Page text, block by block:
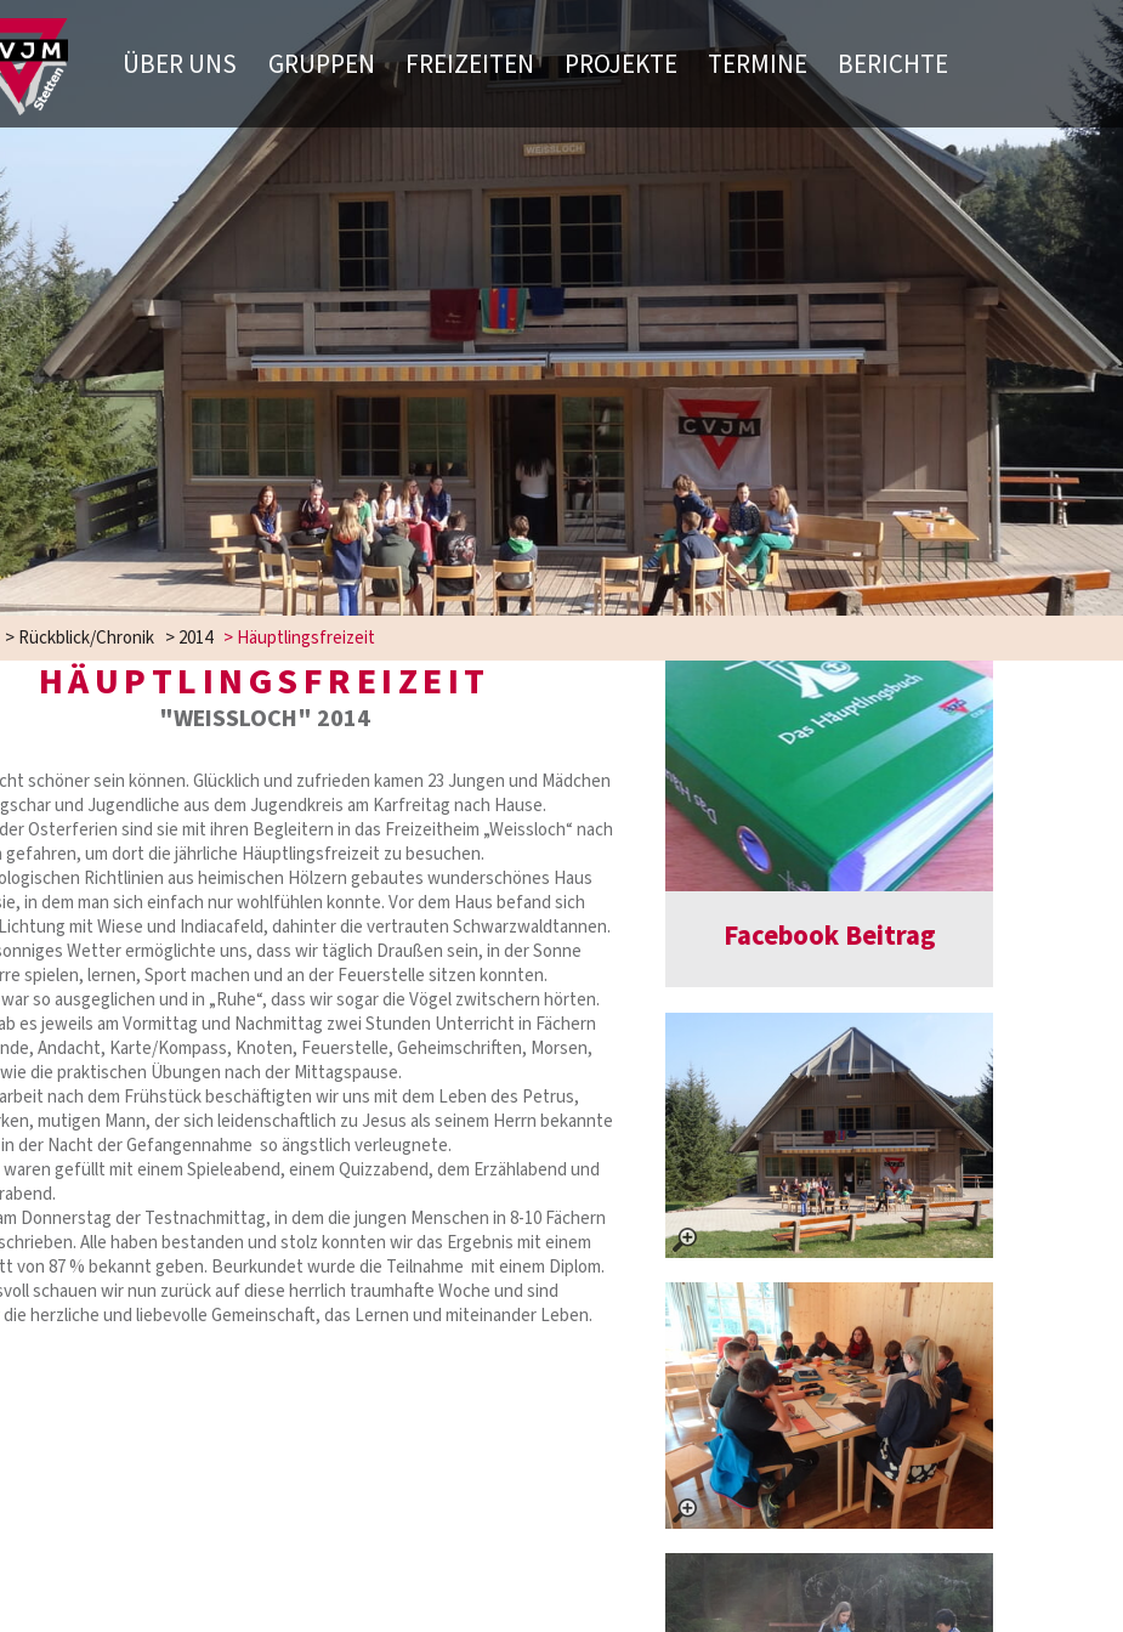
ÜBER UNS GRUPPEN FREIZEITEN PROJEKTE TERMINE BERICHTE
>Rückblick/Chronik >2014 >Häuptlingsfreizeit
HÄUPTLINGSFREIZEIT
"WEISSLOCH" 2014
schöner sein können. Glücklich und zufrieden kamen 23 Jungen und Mädchen
und Jugendliche aus dem Jugendkreis am Karfreitag nach Hause.
Osterferien sind sie mit ihren Begleitern in das Freizeitheim „Weissloch“ nach
gefahren, um dort die jährliche Häuptlingsfreizeit zu besuchen.
Richtlinien aus heimischen Hölzern gebautes wunderschönes Haus
in dem man sich einfach nur wohlfühlen konnte. Vor dem Haus befand sich
mit Wiese und Indiacafeld, dahinter die vertrauten Schwarzwaldtannen.
Wetter ermöglichte uns, dass wir täglich Draußen sein, in der Sonne
spielen, lernen, Sport machen und an der Feuerstelle sitzen konnten.
so ausgeglichen und in „Ruhe“, dass wir sogar die Vögel zwitschern hörten.
es jeweils am Vormittag und Nachmittag zwei Stunden Unterricht in Fächern
Andacht, Karte/Kompass, Knoten, Feuerstelle, Geheimschriften, Morsen,
die praktischen Übungen nach der Mittagspause.
nach dem Frühstück beschäftigten wir uns mit dem Leben des Petrus,
mutigen Mann, der sich leidenschaftlich zu Jesus als seinem Herrn bekannte
der Nacht der Gefangennahme so ängstlich verleugnete.
gefüllt mit einem Spieleabend, einem Quizzabend, dem Erzählabend und
Donnerstag der Testnachmittag, in dem die jungen Menschen in 8-10 Fächern
Alle haben bestanden und stolz konnten wir das Ergebnis mit einem
von 87 % bekannt geben. Beurkundet wurde die Teilnahme mit einem Diplom.
schauen wir nun zurück auf diese herrlich traumhafte Woche und sind
herzliche und liebevolle Gemeinschaft, das Lernen und miteinander Leben.
Facebook Beitrag